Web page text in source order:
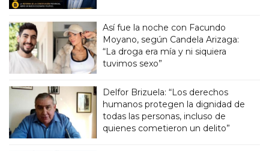
Así fue la noche con Facundo
Moyano, según Candela Arizaga:
“La droga era mía y ni siquiera
tuvimos sexo”
Delfor Brizuela: “Los derechos
humanos protegen la dignidad de
todas las personas, incluso de
quienes cometieron un delito”